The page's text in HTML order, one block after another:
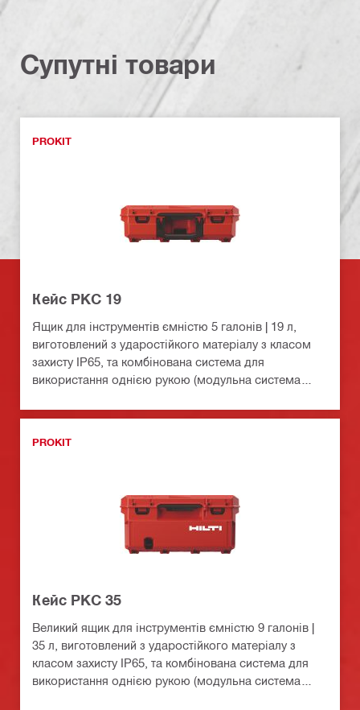
Супутні товари
PROKIT
Кейс PKC 19
Ящик для інструментів ємністю 5 галонів | 19 л,
виготовлений з ударостійкого матеріалу з класом
захисту IP65, та комбінована система для
використання однією рукою (модульна система
PROKIT
Кейс PKC 35
Великий ящик для інструментів ємністю 9 галонів |
35 л, виготовлений з ударостійкого матеріалу з
класом захисту IP65, та комбінована система для
використання однією рукою (модульна система